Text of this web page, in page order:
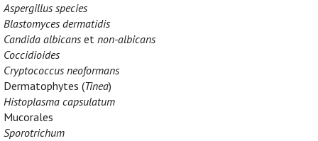
Aspergillus species
Blastomyces dermatidis
Candida albicans et non-albicans
Coccidioides
Cryptococcus neoformans
Dermatophytes (Tinea)
Histoplasma capsulatum
Mucorales
Sporotrichum